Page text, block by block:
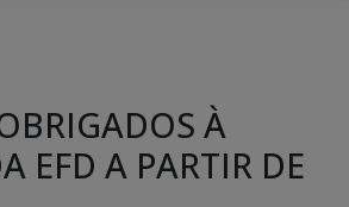
À
EFD A PARTIR DE